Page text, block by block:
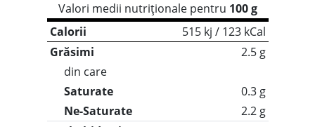
Valori medii nutriționale pentru 100 g
Calorii
515 kj / 123 kCal
Grăsimi
2.5 g
din care
Saturate
0.3 g
Ne-Saturate
2.2 g